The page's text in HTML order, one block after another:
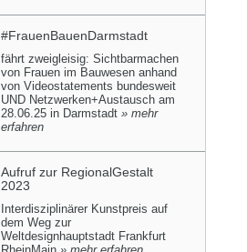
#FrauenBauenDarmstadt
fährt zweigleisig: Sichtbarmachen
von Frauen im Bauwesen anhand
von Videostatements bundesweit
UND Netzwerken+Austausch am
28.06.25 in Darmstadt » mehr
erfahren
Aufruf zur RegionalGestalt
2023
Interdisziplinärer Kunstpreis auf
dem Weg zur
Weltdesignhauptstadt Frankfurt